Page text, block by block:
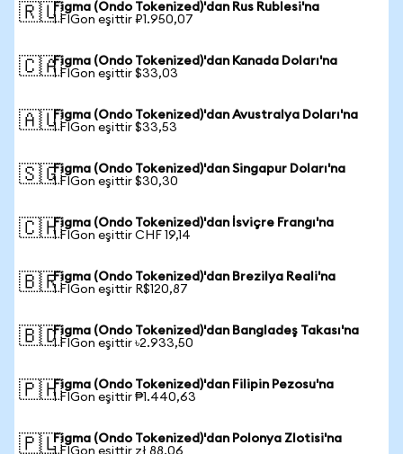
🇷🇺Figma (Ondo Tokenized)'dan Rus Rublesi'na
1 FIGon eşittir ₽1.950,07
🇨🇦Figma (Ondo Tokenized)'dan Kanada Doları'na
1 FIGon eşittir $33,03
🇦🇺Figma (Ondo Tokenized)'dan Avustralya Doları'na
1 FIGon eşittir $33,53
🇸🇬Figma (Ondo Tokenized)'dan Singapur Doları'na
1 FIGon eşittir $30,30
🇨🇭Figma (Ondo Tokenized)'dan İsviçre Frangı'na
1 FIGon eşittir CHF 19,14
🇧🇷Figma (Ondo Tokenized)'dan Brezilya Reali'na
1 FIGon eşittir R$120,87
🇧🇩Figma (Ondo Tokenized)'dan Bangladeş Takası'na
1 FIGon eşittir ৳2.933,50
🇵🇭Figma (Ondo Tokenized)'dan Filipin Pezosu'na
1 FIGon eşittir ₱1.440,63
🇵🇱Figma (Ondo Tokenized)'dan Polonya Zlotisi'na
1 FIGon eşittir zł 88,06